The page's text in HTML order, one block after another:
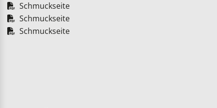
Schmuckseite
Schmuckseite
Schmuckseite